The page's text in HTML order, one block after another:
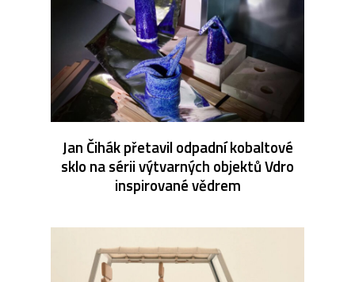
Jan Čihák přetavil odpadní kobaltové
sklo na sérii výtvarných objektů Vdro
inspirované vědrem